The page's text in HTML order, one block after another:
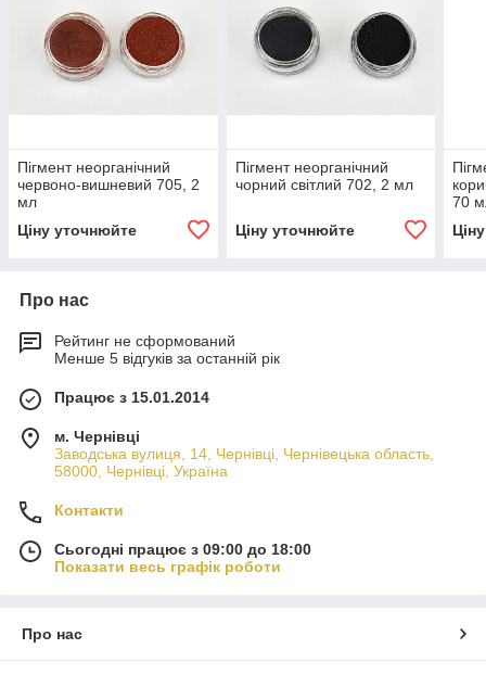
Пігмент неорганічний
червоно-вишневий 705, 2
мл
Ціну уточнюйте
Пігмент неорганічний
чорний світлий 702, 2 мл
Ціну уточнюйте
70
Про нас
Рейтинг не сформований
Менше 5 відгуків за останній рік
Працює з 15.01.2014
м. Чернівці
Заводська вулиця, 14, Чернівці, Чернівецька область,
58000, Чернівці, Україна
Контакти
Сьогодні працює з 09:00 до 18:00
Показати весь графік роботи
Про нас